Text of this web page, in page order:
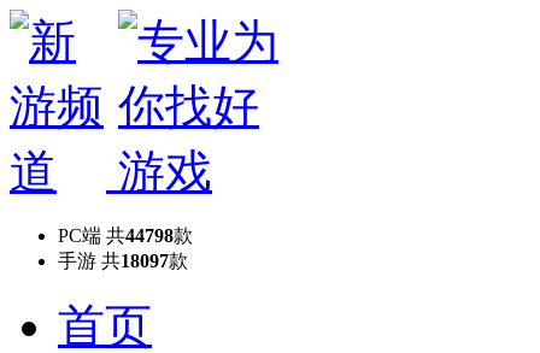
PC端 共44798款
手游 共18097款
首页